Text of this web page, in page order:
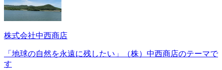
株式会社中西商店
「地球の自然を永遠に残したい」（株）中西商店のテーマで
す